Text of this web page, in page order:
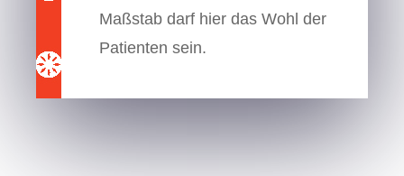
Maßstab darf hier das Wohl der
Patienten sein.